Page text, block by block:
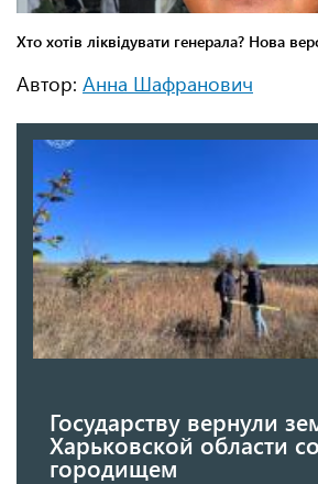
Автор: Анна Шафранович
Государству вернули
Харьковской области
городищем